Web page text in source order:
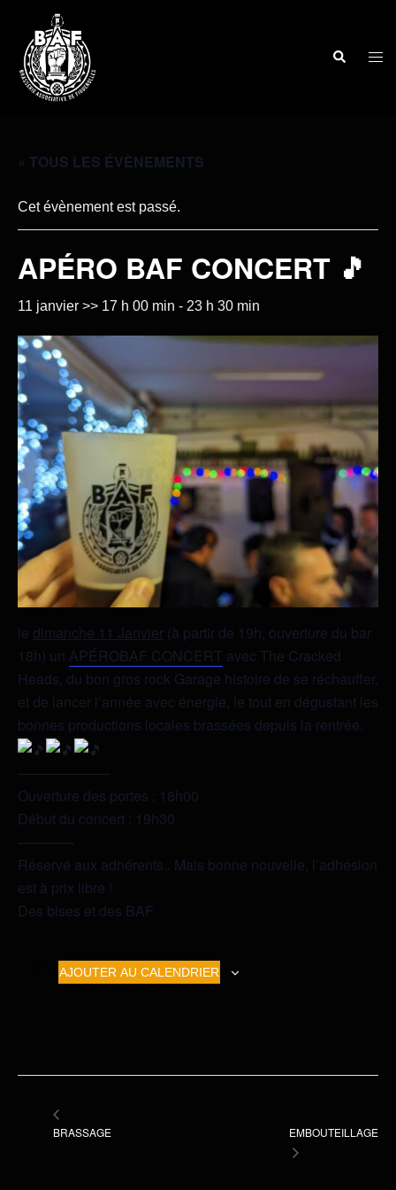
« TOUS LES ÉVÈNEMENTS
Cet évènement est passé.
APÉRO BAF CONCERT 🎵
11 janvier >> 17 h 00 min - 23 h 30 min
le dimanche 11 Janvier (à partir de 19h, ouverture du bar
18h) un APÉROBAF CONCERT avec The Cracked
Heads, du bon gros rock Garage histoire de se réchauffer,
et de lancer l’année avec énergie, le tout en dégustant les
bonnes productions locales brassées depuis la rentrée.
——————–
Ouverture des portes : 18h00
Début du concert : 19h30
————
Réservé aux adhérents.. Mais bonne nouvelle, l’adhésion
est à prix libre !
Des bises et des BAF
AJOUTER AU CALENDRIER
BRASSAGE EMBOUTEILLAGE